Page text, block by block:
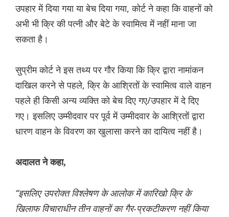
उपहार में दिया गया या बेच दिया गया, कोर्ट ने कहा कि वाहनों को
अभी भी क्रि की पत्नी और बेटे के स्वामित्व में नहीं माना जा
सकता है।
सुप्रीम कोर्ट ने इस तथ्य पर गौर किया कि क्रि द्वारा नामांकन
दाखिल करने से पहले, क्रि के आश्रितों के स्वामित्व वाले वाहन
पहले ही किसी अन्य व्यक्ति को बेच दिए गए/उपहार में दे दिए
गए। इसलिए उम्मीदवार पर पूर्व में उम्मीदवार के आश्रितों द्वारा
धारण वाहन के विवरण का खुलासा करने का दायित्व नहीं है।
अदालत ने कहा,
“इसलिए उपरोक्त विश्लेषण के आलोक में कारिखो क्रि के
खिलाफ विचाराधीन तीन वाहनों का गैर-प्रकटीकरण नहीं किया